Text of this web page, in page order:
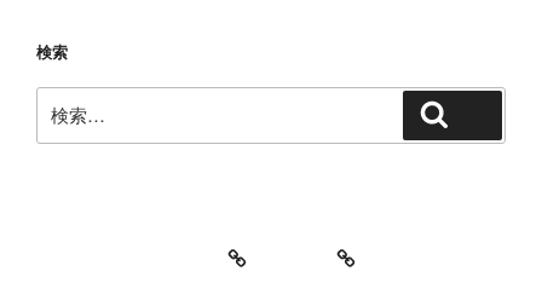
検索
索:
教室・レッスンの特徴
Works